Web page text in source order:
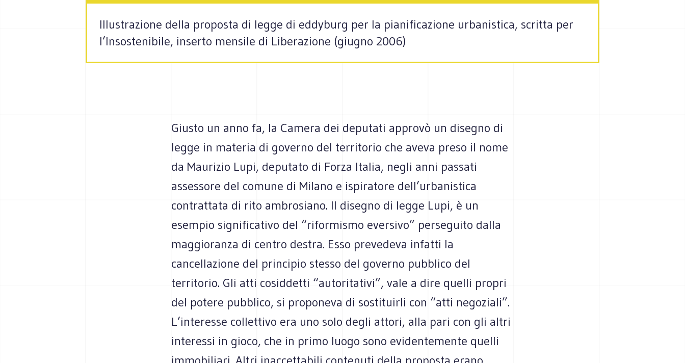
Illustrazione della proposta di legge di eddyburg per la pianificazione urbanistica, scritta per
l’Insostenibile, inserto mensile di Liberazione (giugno 2006)
Giusto un anno fa, la Camera dei deputati approvò un disegno di
legge in materia di governo del territorio che aveva preso il nome
da Maurizio Lupi, deputato di Forza Italia, negli anni passati
assessore del comune di Milano e ispiratore dell’urbanistica
contrattata di rito ambrosiano. Il disegno di legge Lupi, è un
esempio significativo del “riformismo eversivo” perseguito dalla
maggioranza di centro destra. Esso prevedeva infatti la
cancellazione del principio stesso del governo pubblico del
territorio. Gli atti cosiddetti “autoritativi”, vale a dire quelli propri
del potere pubblico, si proponeva di sostituirli con “atti negoziali”.
L’interesse collettivo era uno solo degli attori, alla pari con gli altri
interessi in gioco, che in primo luogo sono evidentemente quelli